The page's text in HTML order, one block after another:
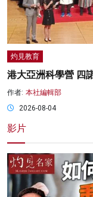
灼見教育
港大亞洲科學營 四
作者: 本社編輯部
2026-08-04
影片